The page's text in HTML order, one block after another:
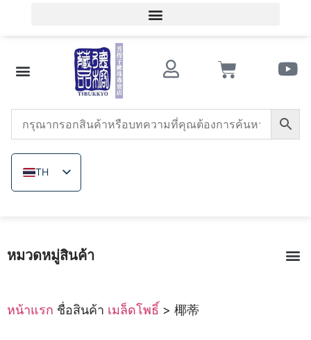
TH
ZH_TW
VI
หมวดหมู่สินค้า
หน้าแรก ชื่อสินค้า เมล็ดโพธิ์ > 椰蒂